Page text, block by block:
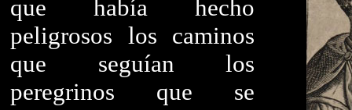
que había hecho
peligrosos los caminos
que seguían los
peregrinos que se